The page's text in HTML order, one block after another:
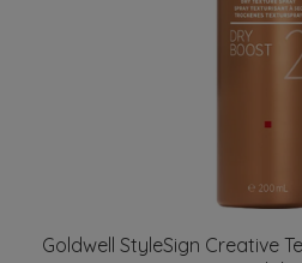
Goldwell StyleSign Creative